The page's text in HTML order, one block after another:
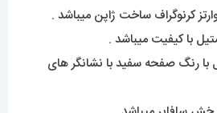
کرنوگراف ساخت ژاپن میباشد .
با کیفیت میباشد .
رنگ صفحه سفید با نشانگر های